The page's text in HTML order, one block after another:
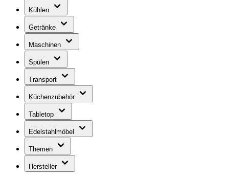
Kühlen
Getränke
Maschinen
Spülen
Transport
Küchenzubehör
Tabletop
Edelstahlmöbel
Themen
Hersteller